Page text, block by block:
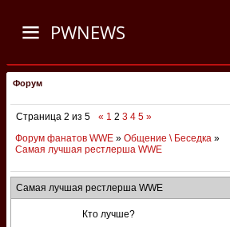
PWNEWS
Форум
Страница 2 из 5 « 1 2 3 4 5 »
Форум фанатов WWE » Общение \ Беседка »
Самая лучшая рестлерша WWE
Самая лучшая рестлерша WWE
Кто лучше?